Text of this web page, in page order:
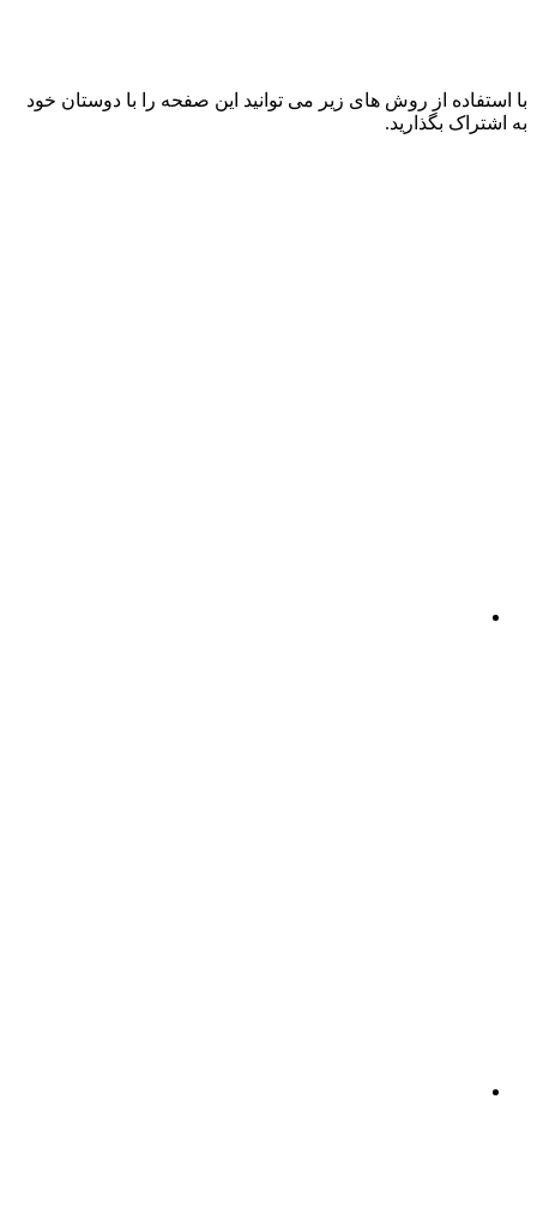
با استفاده از روش های زیر می توانید این صفحه را با دوستان خود
به اشتراک بگذارید.